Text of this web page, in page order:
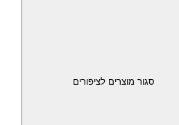
סגור מוצרים לציפורים